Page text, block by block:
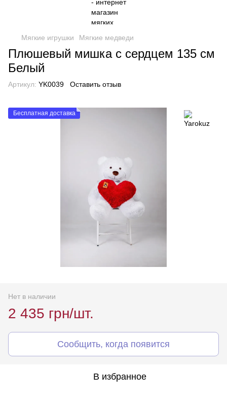
Мягкие игрушки Мягкие медведи
Плюшевый мишка с сердцем 135 см
Белый
Артикул: YK0039 Оставить отзыв
Бесплатная доставка
Нет в наличии
2 435 грн/шт.
Сообщить, когда появится
В избранное